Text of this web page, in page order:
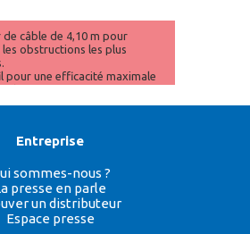
de câble de 4,10 m pour
obstructions les plus
pour une efficacité maximale
tenaces.
là où les déboucheurs
Entreprise
sommes-nous ?
presse en parle
un distributeur
Espace presse